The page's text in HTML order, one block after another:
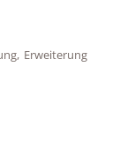
Erweiterung